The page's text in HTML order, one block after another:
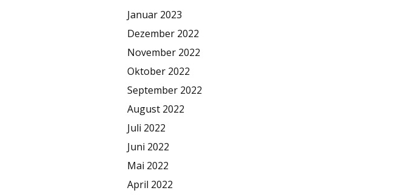
Januar 2023
Dezember 2022
November 2022
Oktober 2022
September 2022
August 2022
Juli 2022
Juni 2022
Mai 2022
April 2022